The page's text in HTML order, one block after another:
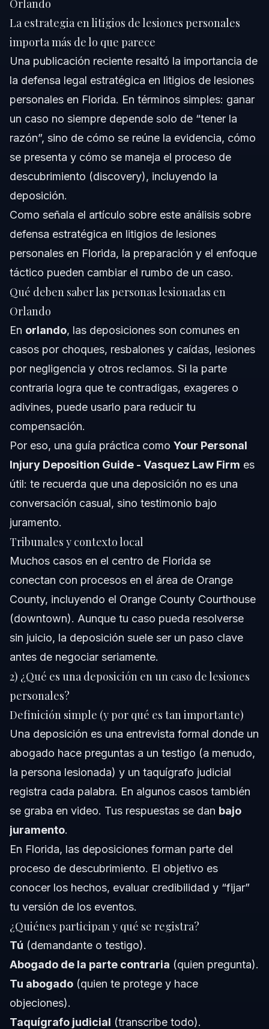
Experiencia, licencias y enfoque estratégico
Servimos a residentes de Orlando y ciudades cercanas
deposición
Preguntas frecuentes sobre deposiciones en
lesiones personales
1) ¿Cuánto dura una deposición en Florida?
2) ¿Qué pasa si me pongo nervioso(a) y me equivoco?
3) ¿Puedo decir “no recuerdo” en una deposición?
inmigración o mi estatus?
5) ¿Debo llevar documentos a la deposición?
6) ¿Una buena deposición garantiza que ganaré el
caso?
Orlando
La estrategia en litigios de lesiones personales
importa más de lo que parece
Una publicación reciente resaltó la importancia de
la defensa legal estratégica en litigios de lesiones
personales en Florida. En términos simples: ganar
un caso no siempre depende solo de “tener la
razón”, sino de cómo se reúne la evidencia, cómo
se presenta y cómo se maneja el proceso de
descubrimiento (discovery), incluyendo la
deposición.
Como señala el artículo sobre este análisis sobre
defensa estratégica en litigios de lesiones
personales en Florida, la preparación y el enfoque
táctico pueden cambiar el rumbo de un caso.
Qué deben saber las personas lesionadas en
Orlando
En orlando, las deposiciones son comunes en
casos por choques, resbalones y caídas, lesiones
por negligencia y otros reclamos. Si la parte
contraria logra que te contradigas, exageres o
adivines, puede usarlo para reducir tu
compensación.
Por eso, una guía práctica como Your Personal
Injury Deposition Guide - Vasquez Law Firm es
útil: te recuerda que una deposición no es una
conversación casual, sino testimonio bajo
juramento.
Tribunales y contexto local
Muchos casos en el centro de Florida se
conectan con procesos en el área de Orange
County, incluyendo el Orange County Courthouse
(downtown). Aunque tu caso pueda resolverse
sin juicio, la deposición suele ser un paso clave
antes de negociar seriamente.
2) ¿Qué es una deposición en un caso de lesiones
personales?
Definición simple (y por qué es tan importante)
Una deposición es una entrevista formal donde un
abogado hace preguntas a un testigo (a menudo,
la persona lesionada) y un taquígrafo judicial
registra cada palabra. En algunos casos también
se graba en video. Tus respuestas se dan bajo
juramento.
En Florida, las deposiciones forman parte del
proceso de descubrimiento. El objetivo es
conocer los hechos, evaluar credibilidad y “fijar”
tu versión de los eventos.
¿Quiénes participan y qué se registra?
Tú (demandante o testigo).
Abogado de la parte contraria (quien pregunta).
Tu abogado (quien te protege y hace
objeciones).
Taquígrafo judicial (transcribe todo).